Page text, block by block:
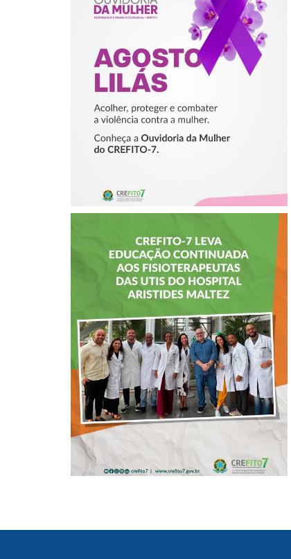
ACOLHER,
PROTEGER E
COMBATER A
VIOLÊNCIA
CONTRA A
MULHER
CREFITO-7 LEVA
EDUCAÇÃO
CONTINUADA AOS
FISIOTERAPEUTAS
DAS UTIs DO
HOSPITAL
ARISTIDES
MALTEZ